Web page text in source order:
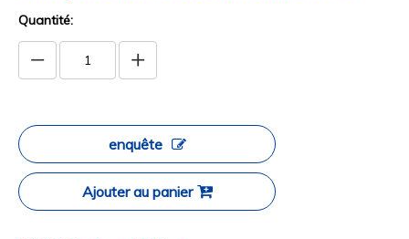
Quantité:
enquête
Ajouter au panier